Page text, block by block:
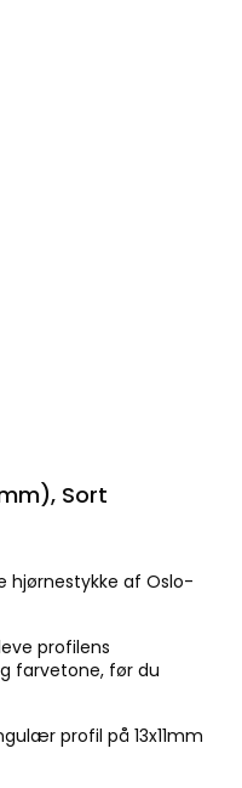
Sort
hjørnestykke af Oslo-
profilens
farvetone, før du
profil på 13x11mm